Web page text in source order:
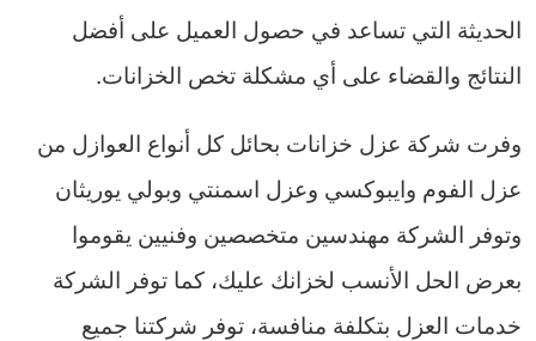
الحديثة التي تساعد في حصول العميل على أفضل
النتائج والقضاء على أي مشكلة تخص الخزانات.
وفرت شركة عزل خزانات بحائل كل أنواع العوازل من
عزل الفوم وايبوكسي وعزل اسمنتي وبولي يوريثان
وتوفر الشركة مهندسين متخصصين وفنيين يقوموا
بعرض الحل الأنسب لخزانك عليك، كما توفر الشركة
خدمات العزل بتكلفة منافسة، توفر شركتنا جميع